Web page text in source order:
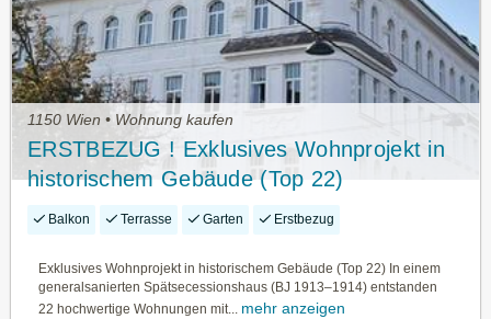
1150 Wien • Wohnung kaufen
ERSTBEZUG ! Exklusives Wohnprojekt in
historischem Gebäude (Top 22)
Balkon Terrasse Garten Erstbezug
Exklusives Wohnprojekt in historischem Gebäude (Top 22) In einem
generalsanierten Spätsecessionshaus (BJ 1913–1914) entstanden
22 hochwertige Wohnungen mit... mehr anzeigen